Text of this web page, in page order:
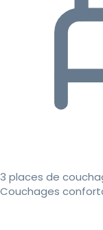
3 places de
Couchages